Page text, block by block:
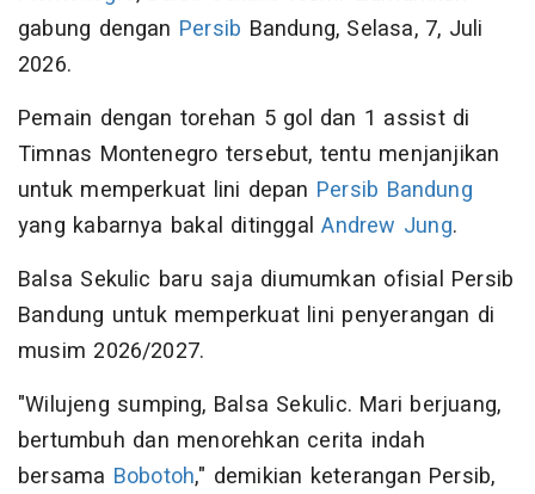
gabung dengan Persib Bandung, Selasa, 7, Juli
2026.
Pemain dengan torehan 5 gol dan 1 assist di
Timnas Montenegro tersebut, tentu menjanjikan
untuk memperkuat lini depan Persib Bandung
yang kabarnya bakal ditinggalAndrew Jung.
Balsa Sekulic baru saja diumumkan ofisial Persib
Bandung untuk memperkuat lini penyerangan di
musim 2026/2027.
"Wilujeng sumping, Balsa Sekulic. Mari berjuang,
bertumbuh dan menorehkan cerita indah
bersama Bobotoh," demikian keterangan Persib,